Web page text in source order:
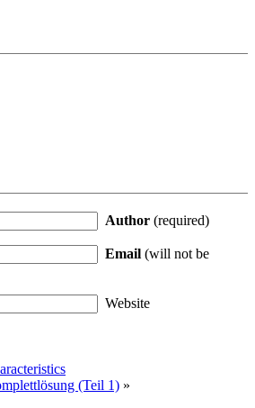
Author (required)
Email (will not be
Website
(Teil 1) »